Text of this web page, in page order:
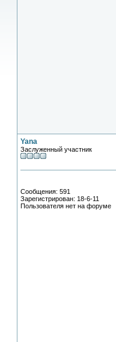
Yana
Заслуженный участник
Сообщения: 591
Зарегистрирован: 18-6-11
Пользователя нет на форуме